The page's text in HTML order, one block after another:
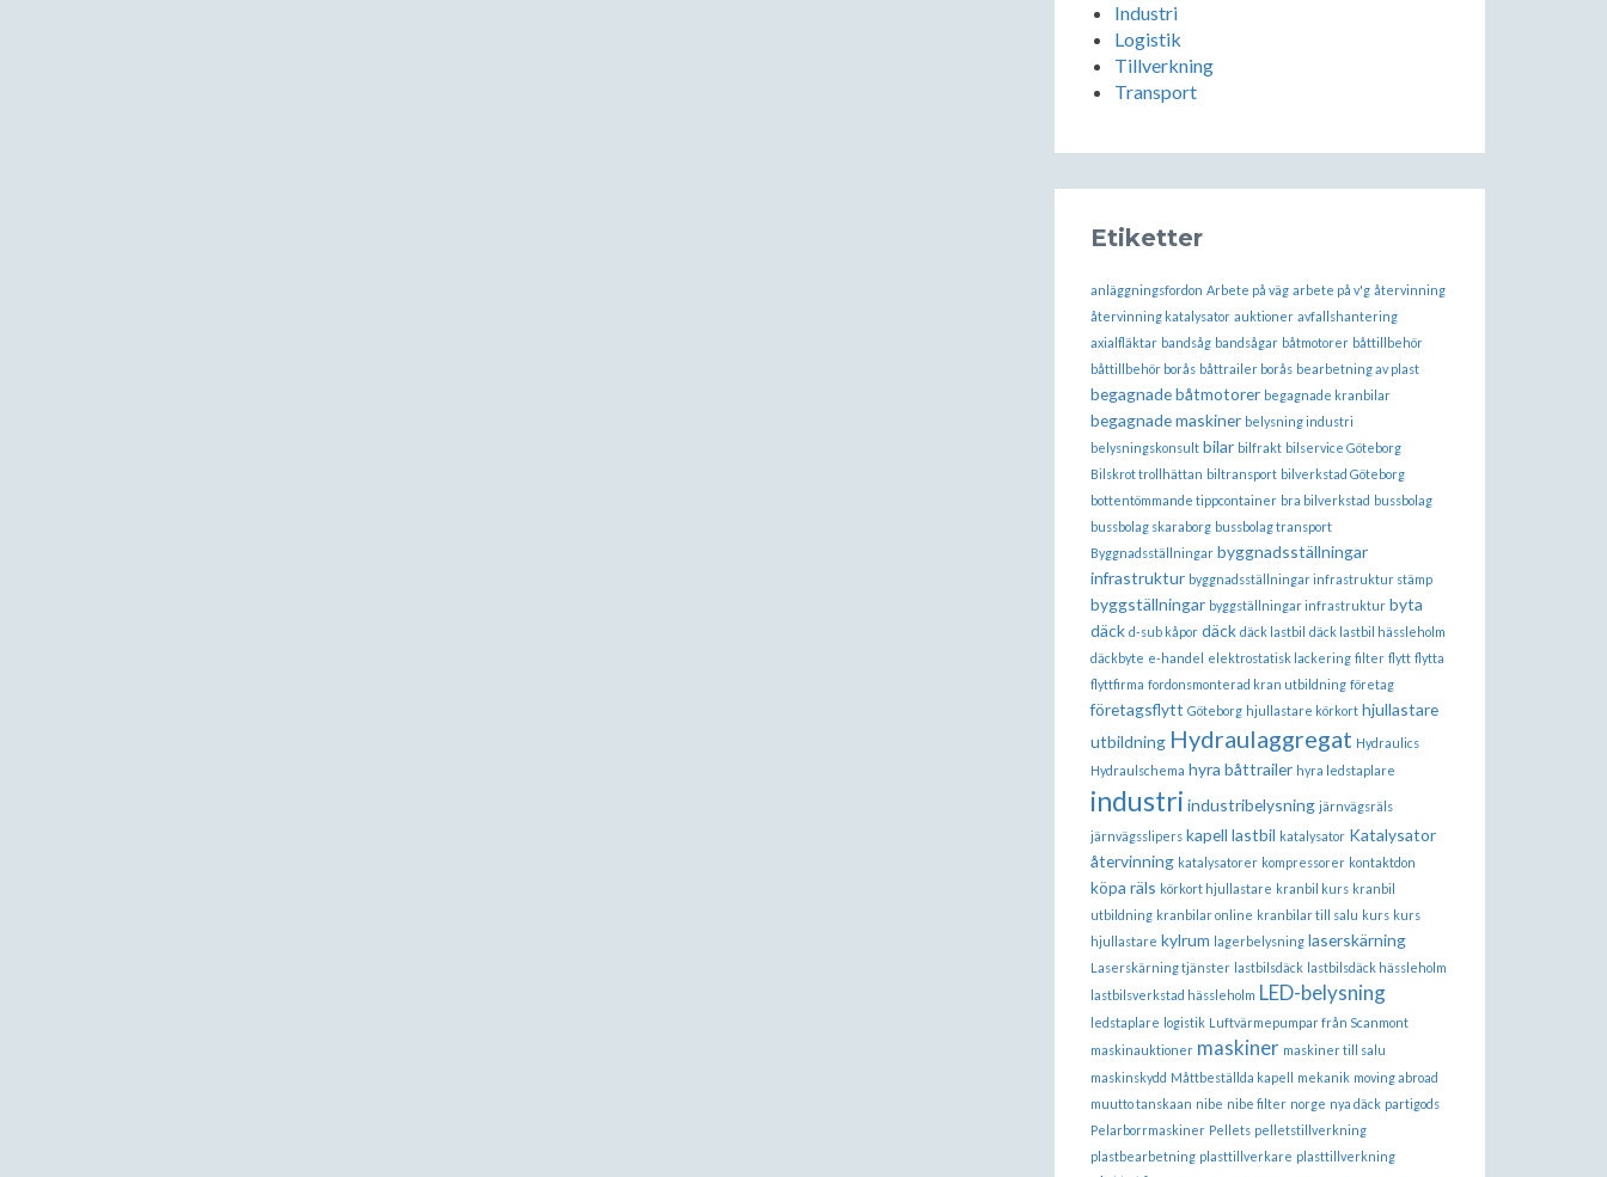
Industri
Logistik
Tillverkning
Transport
Etiketter
anläggningsfordon Arbete på väg arbete på v'g återvinning
återvinning katalysator auktioner avfallshantering
axialfläktar bandsåg bandsågar båtmotorer båttillbehör
båttillbehör borås båttrailer borås bearbetning av plast
begagnade båtmotorer begagnade kranbilar
begagnade maskiner belysning industri
belysningskonsult bilar bilfrakt bilservice Göteborg
Bilskrot trollhättan biltransport bilverkstad Göteborg
bottentömmande tippcontainer bra bilverkstad bussbolag
bussbolag skaraborg bussbolag transport
Byggnadsställningar byggnadsställningar
infrastruktur byggnadsställningar infrastruktur stämp
byggställningar byggställningar infrastruktur byta
däck d-sub kåpor däck däck lastbil däck lastbil hässleholm
däckbyte e-handel elektrostatisk lackering filter flytt flytta
flyttfirma fordonsmonterad kran utbildning företag
företagsflytt Göteborg hjullastare körkort hjullastare
utbildning Hydraulaggregat Hydraulics
Hydraulschema hyra båttrailer hyra ledstaplare
industri industribelysning järnvägsräls
järnvägsslipers kapell lastbil katalysator Katalysator
återvinning katalysatorer kompressorer kontaktdon
köpa räls körkort hjullastare kranbil kurs kranbil
utbildning kranbilar online kranbilar till salu kurs kurs
hjullastare kylrum lagerbelysning laserskärning
Laserskärning tjänster lastbilsdäck lastbilsdäck hässleholm
lastbilsverkstad hässleholm LED-belysning
ledstaplare logistik Luftvärmepumpar från Scanmont
maskinauktioner maskiner maskiner till salu
maskinskydd Måttbeställda kapell mekanik moving abroad
muutto tanskaan nibe nibe filter norge nya däck partigods
Pelarborrmaskiner Pellets pelletstillverkning
plastbearbetning plasttillverkare plasttillverkning